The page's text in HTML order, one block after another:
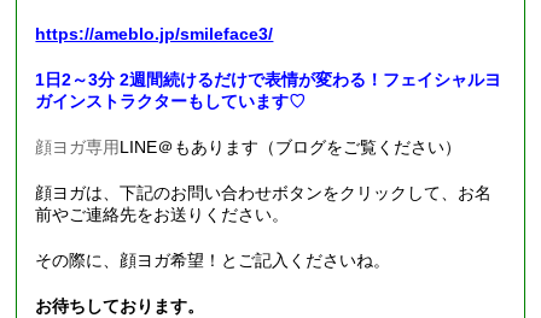
https://ameblo.jp/smileface3/
1日2～3分 2週間続けるだけで表情が変わる！フェイシャルヨ
ガインストラクターもしています♡
顔ヨガ専用LINE＠もあります（ブログをご覧ください）
顔ヨガは、下記のお問い合わせボタンをクリックして、お名
前やご連絡先をお送りください。
その際に、顔ヨガ希望！とご記入くださいね。
お待ちしております。